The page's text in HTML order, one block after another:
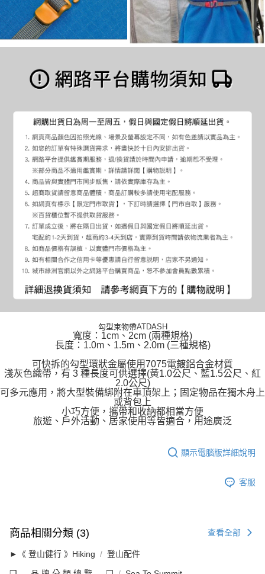
勾型束物帶ATDASH
寬度：1cm、2cm (兩種規格)
長度：1.0m、1.5m、2.0m (三種規格)
可快拆的勾型環狀金屬使用7075電鍍鋁合金材質
淺灰色織帶，有 3 種長度可供選擇(黃1.0公尺、藍1.5公尺、紅
2.0公尺)
可多元應用，將大型裝備綁附在車頂架上；固定物品在獨木舟上
或背包上
小巧方便，攜帶和收納都相當方便
旅遊、戶外活動、居家使用等皆適合，用途廣泛
顯示電腦版詳細說明
客服
商品相關分類 (3) 查看全部
►《 登山健行 》Hiking 登山配件